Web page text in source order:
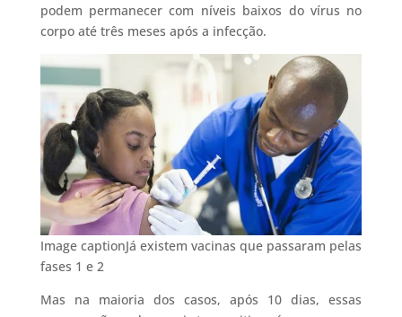
podem permanecer com níveis baixos do vírus no
corpo até três meses após a infecção.
Image captionJá existem vacinas que passaram pelas
fases 1 e 2
Mas na maioria dos casos, após 10 dias, essas